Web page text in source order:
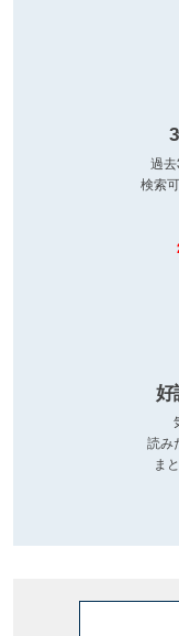
過
検索
好
読み
ま